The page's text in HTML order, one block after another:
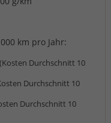
km pro Jahr:
(Kosten Durchschnitt 10
Durchschnitt 10
Durchschnitt 10